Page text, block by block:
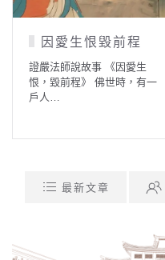
因愛生恨毀前程
證嚴法師說故事 《因愛生
恨，毀前程》 佛世時，有一
戶人…
最新文章